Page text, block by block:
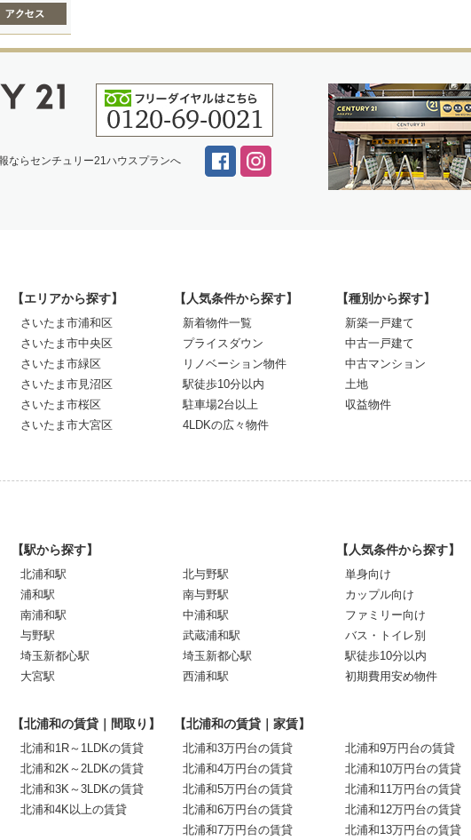
ならセンチュリー21ハウスプランへ
【エリアから探す】
さいたま市浦和区
さいたま市中央区
さいたま市緑区
さいたま市見沼区
さいたま市桜区
さいたま市大宮区
【人気条件から探す】
新着物件一覧
プライスダウン
リノベーション物件
駅徒歩10分以内
駐車場2台以上
4LDKの広々物件
【種別から探す】
新築一戸建て
中古一戸建て
中古マンション
土地
収益物件
【駅から探す】
北浦和駅
浦和駅
南浦和駅
与野駅
埼玉新都心駅
大宮駅
北与野駅
南与野駅
中浦和駅
武蔵浦和駅
埼玉新都心駅
西浦和駅
【人気条件から探す】
単身向け
カップル向け
ファミリー向け
バス・トイレ別
駅徒歩10分以内
初期費用安め物件
【北浦和の賃貸｜間取り】
北浦和1R～1LDKの賃貸
北浦和2K～2LDKの賃貸
北浦和3K～3LDKの賃貸
北浦和4K以上の賃貸
【北浦和の賃貸｜家賃】
北浦和3万円台の賃貸
北浦和4万円台の賃貸
北浦和5万円台の賃貸
北浦和6万円台の賃貸
北浦和7万円台の賃貸
北浦和9万円台の賃貸
北浦和10万円台の賃貸
北浦和11万円台の賃貸
北浦和12万円台の賃貸
北浦和13万円台の賃貸